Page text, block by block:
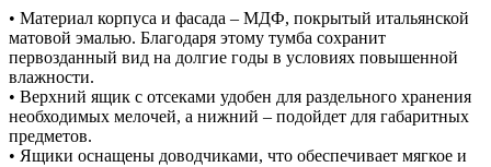
• Материал корпуса и фасада – МДФ, покрытый итальянской
матовой эмалью. Благодаря этому тумба сохранит
первозданный вид на долгие годы в условиях повышенной
влажности.
• Верхний ящик с отсеками удобен для раздельного хранения
необходимых мелочей, а нижний – подойдет для габаритных
предметов.
• Ящики оснащены доводчиками, что обеспечивает мягкое и